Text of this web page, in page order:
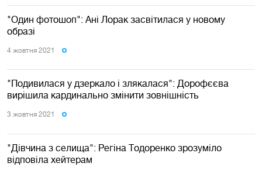
"Один фотошоп": Ані Лорак засвітилася у новому
образі
4 жовтня 2021
"Подивилася у дзеркало і злякалася": Дорофєєва
вирішила кардинально змінити зовнішність
3 жовтня 2021
"Дівчина з селища": Регіна Тодоренко зрозуміло
відповіла хейтерам